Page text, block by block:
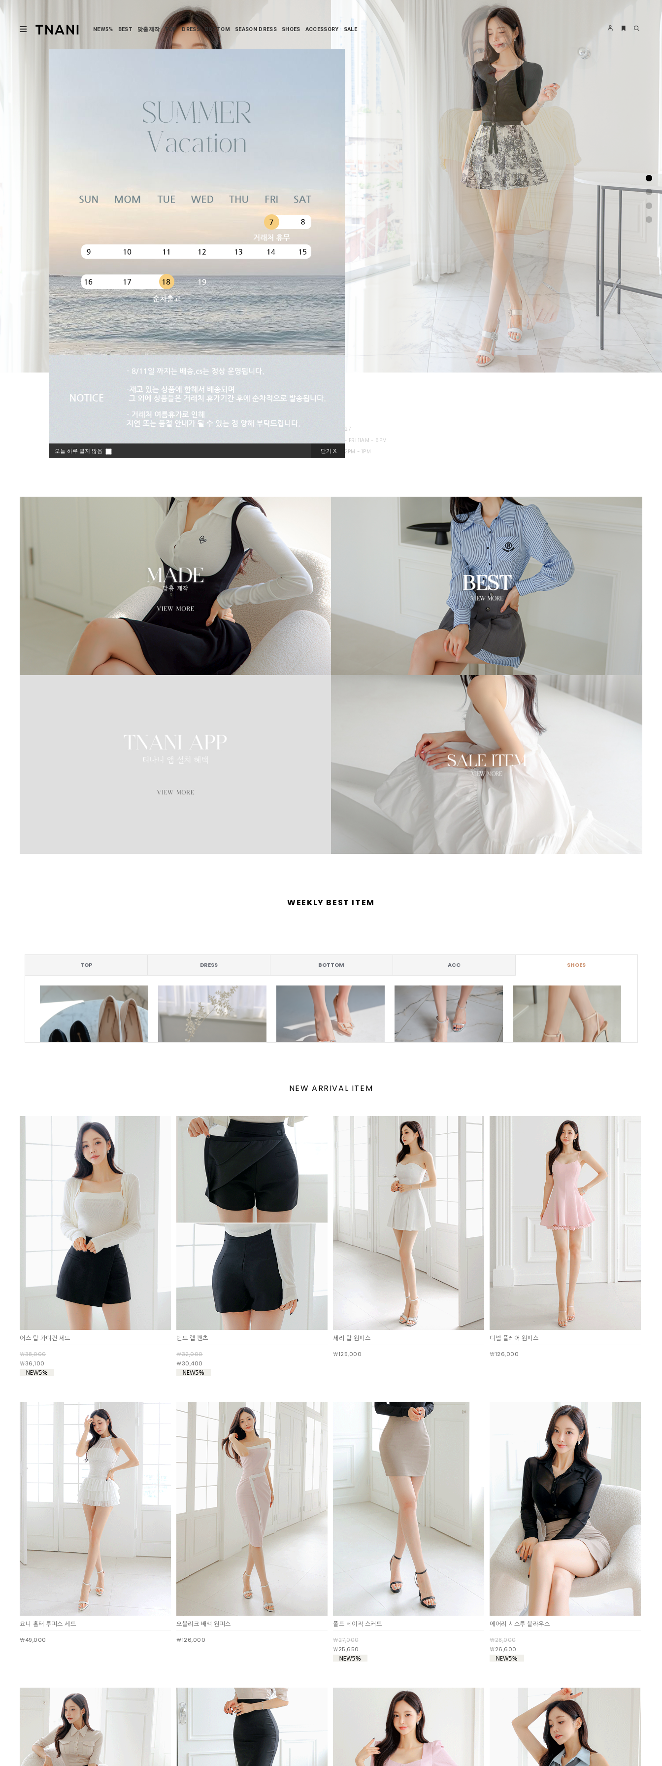
NEW5% BEST 맞춤제작 TOP DRESS BOTTOM SEASON DRESS SHOES ACCESSORY SALE
T. 02-448-1227
OPERATING HOURS MON - FRI 11AM - 5PM
HOLIDAY OFF LUNCH 12PM - 1PM
WEEKLY BEST ITEM
TOP DRESS BOTTOM ACC SHOES
NEW ARRIVAL ITEM
어스 탑 가디건 세트
￦38,000
￦36,100
번트 랩 팬츠
￦32,000
￦30,400
세리 탑 원피스
￦125,000
디넬 플레어 원피스
￦126,000
요니 홀터 투피스 세트
￦49,000
오블리크 배색 원피스
￦126,000
폴트 베이직 스커트
￦27,000
￦25,650
에어리 시스루 블라우스
￦28,000
￦26,600
처음으로 이용안내 이용약관 개인정보 처리방침
Tnani. 02-448-1227
평일 11:00~ 16:00 / 점심시간 12:00 ~ 13:00 / 토,일,공휴일 휴무 (점심시간이나 업무전후, 휴무일에는 고객센터 연락이 되지 않으니 게시판 문의 해주세요)
서울특별시 성동구 하왕십리동 CJ대한통운 성동A직영 CJ대한통운 : 1588-1255 배송조회
BANK INFO 국민 095001-04-155141 예금주 : 주식회사로에르
주식회사 로에르 E-MAIL roer1@hanmail.net business no mail-order no
[사업자정보확인]
서울특별시 성동구 자동차시장3길 39, 2층 201호(남궁빌딩) 최선주
주식회사 로에르 all rights reserved.
본 사이트내 모든 이미지 및 컨텐츠 등은 저작권법 제4조의 의한 저작물로써 소유권은 주식회사 로에르 에게 있으며, 무단 도용시 법적인 제재를 받을 수 있습니다.
NOTICE
Q&A
REVIEW
MEMBERSHIP
오늘 하루 열지 않음 닫기 X